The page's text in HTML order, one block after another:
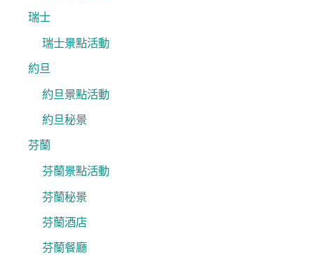
瑞士
瑞士景點活動
約旦
約旦景點活動
約旦秘景
芬蘭
芬蘭景點活動
芬蘭秘景
芬蘭酒店
芬蘭餐廳